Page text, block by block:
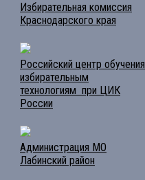
Избирательная комиссия
Краснодарского края
Российский центр обучения
избирательным
технологиям при ЦИК
России
Администрация МО
Лабинский район